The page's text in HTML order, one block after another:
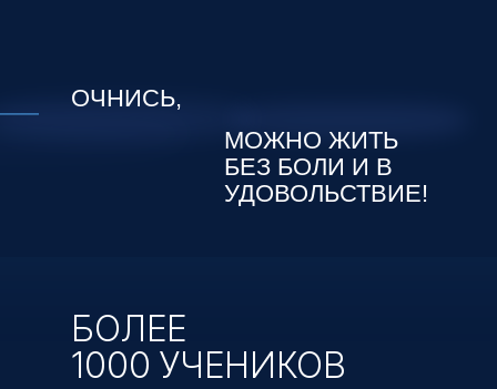
ОЧНИСЬ,
МОЖНО ЖИТЬ
БЕЗ БОЛИ И В
УДОВОЛЬСТВИЕ!
БОЛЕЕ
1000 УЧЕНИКОВ
Нужно ли присутствовать на